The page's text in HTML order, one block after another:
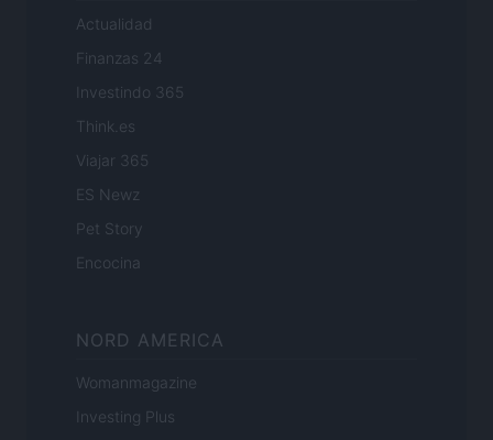
Actualidad
Finanzas 24
Investindo 365
Think.es
Viajar 365
ES Newz
Pet Story
Encocina
NORD AMERICA
Womanmagazine
Investing Plus